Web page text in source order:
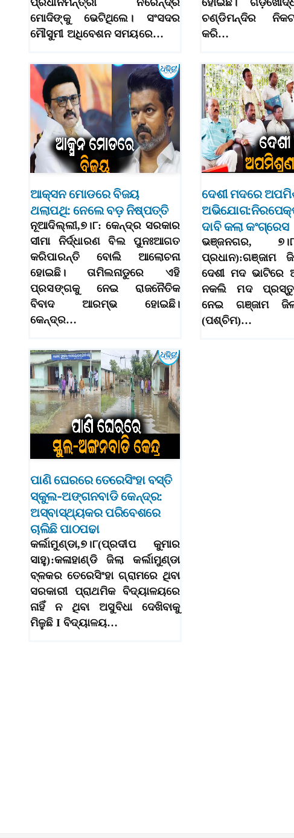
ପ୍ରଧାନମନ୍ତ୍ରୀ ନରେନ୍ଦ୍ର
ମୋଦିଙ୍କୁ ଭେଟିଥିଲେ। ସଂସଦର
ମୌସୁମୀ ଅଧିବେଶନ ସମୟରେ…
ହୋଇଛି।
ଚଣ୍ଡିମନ୍ଦିର
କରି…
ଆକ୍ସନ ମୋଡରେ ବିଜୟ
ଥଲାପଥି: ନେଲେ ବଡ଼ ନିଷ୍ପତ୍ତି
ନୂଆଦିଲ୍ଲୀ,୭।୮: କେନ୍ଦ୍ର ସରକାର
ସୀମା ନିର୍ଦ୍ଧାରଣ ବିଲ ପୁନଃଆଗତ
କରିପାରନ୍ତି ବୋଲି ଆଲୋଚନା
ହୋଇଛି। ତାମିଲନାଡୁରେ ଏହି
ପ୍ରସଙ୍ଗକୁ ନେଇ ରାଜନୈତିକ
ବିବାଦ ଆରମ୍ଭ ହୋଇଛି।
କେନ୍ଦ୍ର…
ଦେଶୀ ମଦରେ
ଦାବି କଲା କଂଗ୍ରେସ
ଭଞ୍ଜନଗର,
ପ୍ରଧାନ):ଗଞ୍ଜାମ
ଦେଶୀ ମଦ
ନକଲି ମଦ
ନେଇ ଗଞ୍ଜାମ
(ପଶ୍ଚିମ)…
ପାଣି ଘେରରେ ତେରେସିଂହା ବସ୍ତି
ସ୍କୁଲ-ଅଙ୍ଗନବାଡି କେନ୍ଦ୍ର:
ଅସ୍ବାସ୍ଥ୍ୟକର ପରିବେଶରେ
ଚାଲିଛି ପାଠପଢା
କର୍ଲାମୁଣ୍ଡା,୭।୮(ପ୍ରଦୀପ କୁମାର
ସାହୁ):କଳାହାଣ୍ଡି ଜିଲା କର୍ଲାମୁଣ୍ଡା
ବ୍ଳକର ତେରେସିଂହା ଗ୍ରାମରେ ଥିବା
ସରକାରୀ ପ୍ରାଥମିକ ବିଦ୍ୟାଳୟରେ
ନାହିଁ ନ ଥିବା ଅସୁବିଧା ଦେଖିବାକୁ
ମିଳୁଛି I ବିଦ୍ୟାଳୟ…